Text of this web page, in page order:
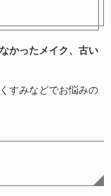
かったメイク、古い
すみなどでお悩みの